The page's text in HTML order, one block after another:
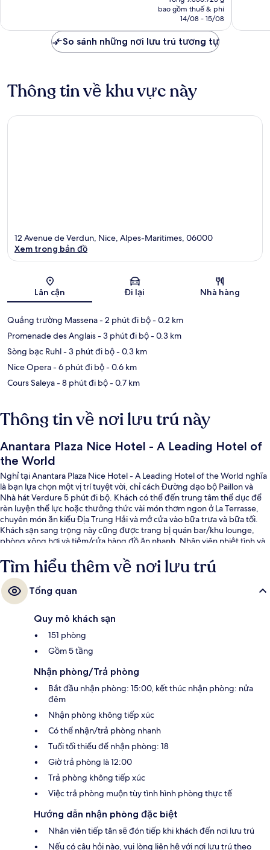
tại
8.314.741 ₫
bao gồm thuế & phí
14/08 - 15/08
So sánh những nơi lưu trú tương tự
Thông tin về khu vực này
Bản đồ
12 Avenue de Verdun, Nice, Alpes-Maritimes, 06000
Xem trong bản đồ
Lân cận Đi lại Nhà hàng
Quảng trường Massena- 2 phút đi bộ- 0.2 km
Promenade des Anglais- 3 phút đi bộ- 0.3 km
Sòng bạc Ruhl- 3 phút đi bộ- 0.3 km
Nice Opera- 6 phút đi bộ- 0.6 km
Cours Saleya- 8 phút đi bộ- 0.7 km
Thông tin về nơi lưu trú này
Anantara Plaza Nice Hotel - A Leading Hotel of
the World
Nghỉ tại Anantara Plaza Nice Hotel - A Leading Hotel of the World nghĩa
là bạn lựa chọn một vị trí tuyệt vời, chỉ cách Đường dạo bộ Paillon và
Nhà hát Verdure 5 phút đi bộ. Khách có thể đến trung tâm thể dục để
rèn luyện thể lực hoặc thưởng thức vài món thơm ngon ở La Terrasse,
chuyên món ăn kiểu Địa Trung Hải và mở cửa vào bữa trưa và bữa tối.
Khách sạn sang trọng này cũng được trang bị quán bar/khu lounge,
phòng xông hơi và tiệm/cửa hàng đồ ăn nhanh. Nhân viên nhiệt tình và
cách dịch vụ giao thông công cộng một quãng đi bộ ngắn: cách Ga
Massena Tramway 3 phút và Bến xe điện Opera - Vieille Ville 6 phút.
Tìm hiểu thêm về nơi lưu trú
Tổng quan
Quy mô khách sạn
151 phòng
Gồm 5 tầng
Nhận phòng/Trả phòng
Bắt đầu nhận phòng: 15:00, kết thúc nhận phòng: nửa
đêm
Nhận phòng không tiếp xúc
Có thể nhận/trả phòng nhanh
Tuổi tối thiểu để nhận phòng: 18
Giờ trả phòng là 12:00
Trả phòng không tiếp xúc
Việc trả phòng muộn tùy tình hình phòng thực tế
Hướng dẫn nhận phòng đặc biệt
Nhân viên tiếp tân sẽ đón tiếp khi khách đến nơi lưu trú
Nếu có câu hỏi nào, vui lòng liên hệ với nơi lưu trú theo